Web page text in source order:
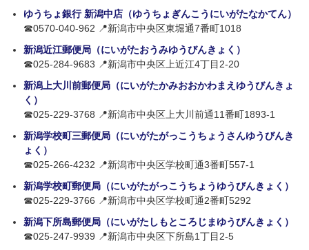
ゆうちょ銀行 新潟中店（ゆうちょぎんこうにいがたなかてん）
☎0570-040-962 📍新潟市中央区東堀通7番町1018
新潟近江郵便局（にいがたおうみゆうびんきょく）
☎025-284-9683 📍新潟市中央区上近江4丁目2-20
新潟上大川前郵便局（にいがたかみおおかわまえゆうびんきょ
く）
☎025-229-3768 📍新潟市中央区上大川前通11番町1893-1
新潟学校町三郵便局（にいがたがっこうちょうさんゆうびんき
ょく）
☎025-266-4232 📍新潟市中央区学校町通3番町557-1
新潟学校町郵便局（にいがたがっこうちょうゆうびんきょく）
☎025-229-3766 📍新潟市中央区学校町通2番町5292
新潟下所島郵便局（にいがたしもところじまゆうびんきょく）
☎025-247-9939 📍新潟市中央区下所島1丁目2-5